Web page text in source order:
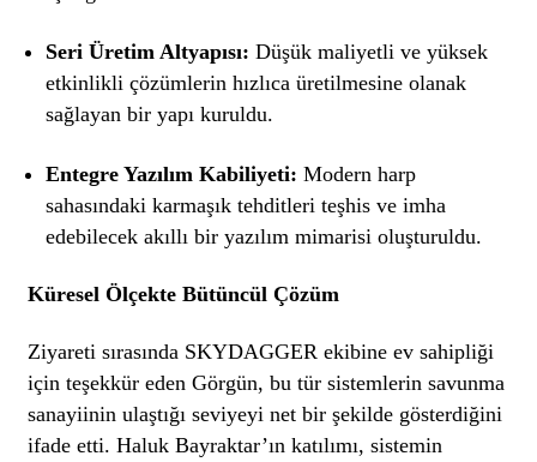
Seri Üretim Altyapısı: Düşük maliyetli ve yüksek
etkinlikli çözümlerin hızlıca üretilmesine olanak
sağlayan bir yapı kuruldu.
Entegre Yazılım Kabiliyeti: Modern harp
sahasındaki karmaşık tehditleri teşhis ve imha
edebilecek akıllı bir yazılım mimarisi oluşturuldu.
Küresel Ölçekte Bütüncül Çözüm
Ziyareti sırasında SKYDAGGER ekibine ev sahipliği
için teşekkür eden Görgün, bu tür sistemlerin savunma
sanayiinin ulaştığı seviyeyi net bir şekilde gösterdiğini
ifade etti. Haluk Bayraktar’ın katılımı, sistemin